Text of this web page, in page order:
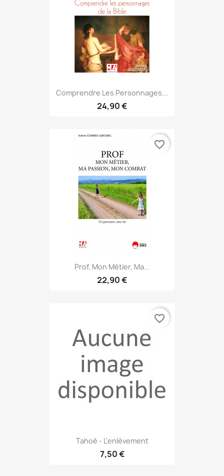
Comprendre Les Personnages...
24,90 €
Prof, Mon Métier, Ma...
22,90 €
favorite_border
Tahoé - L'enlèvement
7,50 €
favorite_border